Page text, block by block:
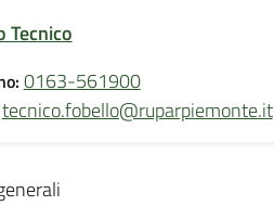
Tecnico
0163-561900
tecnico.fobello@ruparpiemonte.it